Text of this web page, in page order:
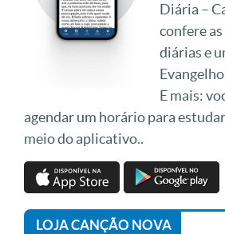
Diária –
confere
diárias e
E mais:
agendar um horário para
meio do aplicativo..
LOJA CANÇÃO NOVA